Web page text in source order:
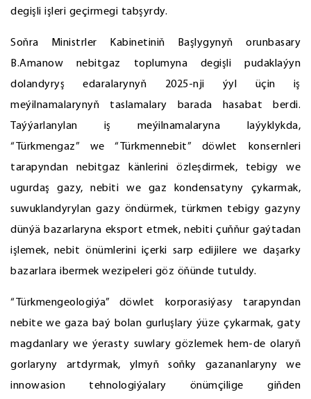
degişli işleri geçirmegi tabşyrdy.
Soňra Ministrler Kabinetiniň Başlygynyň orunbasary
B.Amanow nebitgaz toplumyna degişli pudaklaýyn
dolandyryş edaralarynyň 2025-nji ýyl üçin iş
meýilnamalarynyň taslamalary barada hasabat berdi.
Taýýarlanylan iş meýilnamalaryna laýyklykda,
“Türkmengaz” we “Türkmennebit” döwlet konsernleri
tarapyndan nebitgaz känlerini özleşdirmek, tebigy we
ugurdaş gazy, nebiti we gaz kondensatyny çykarmak,
suwuklandyrylan gazy öndürmek, türkmen tebigy gazyny
dünýä bazarlaryna eksport etmek, nebiti çuňňur gaýtadan
işlemek, nebit önümlerini içerki sarp edijilere we daşarky
bazarlara ibermek wezipeleri göz öňünde tutuldy.
“Türkmengeologiýa” döwlet korporasiýasy tarapyndan
nebite we gaza baý bolan gurluşlary ýüze çykarmak, gaty
magdanlary we ýerasty suwlary gözlemek hem-de olaryň
gorlaryny artdyrmak, ylmyň soňky gazananlaryny we
innowasion tehnologiýalary önümçilige giňden